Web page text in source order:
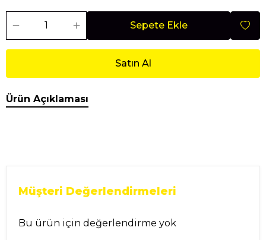
Sepete Ekle
Satın Al
Ürün Açıklaması
Müşteri Değerlendirmeleri
Bu ürün için değerlendirme yok